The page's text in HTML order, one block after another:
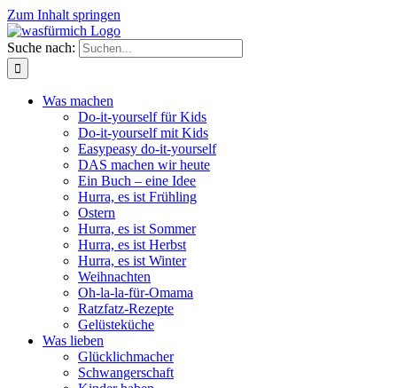
Zum Inhalt springen
Suche nach:
Was machen
Do-it-yourself für Kids
Do-it-yourself mit Kids
Easypeasy do-it-yourself
DAS machen wir heute
Ein Buch – eine Idee
Hurra, es ist Frühling
Ostern
Hurra, es ist Sommer
Hurra, es ist Herbst
Hurra, es ist Winter
Weihnachten
Oh-la-la-für-Omama
Ratzfatz-Rezepte
Gelüsteküche
Was lieben
Glücklichmacher
Schwangerschaft